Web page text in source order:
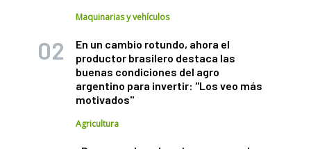
Maquinarias y vehículos
En un cambio rotundo, ahora el
productor brasilero destaca las
buenas condiciones del agro
argentino para invertir: "Los veo más
motivados"
Agricultura